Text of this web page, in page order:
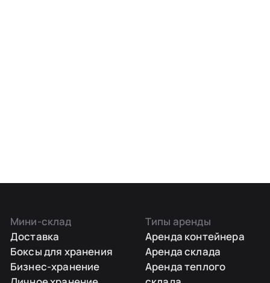
Мини-склад
Доставка
Боксы для хранения
Бизнес-хранение
Типы аренды
Аренда контейнера
Аренда склада
Аренда теплого